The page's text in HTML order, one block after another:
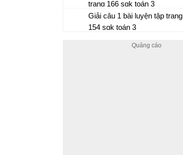
trang 166 sgk toán 3
Giải câu 1 bài luyện tập trang
154 sgk toán 3